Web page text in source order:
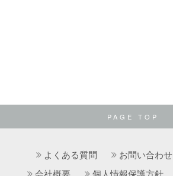
PAGE TOP
よくある質問 お問い合わせ
会社概要
個人情報保護方針